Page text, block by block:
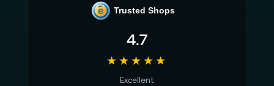
e Trusted Shops
4.7
★★★★★
Excellent